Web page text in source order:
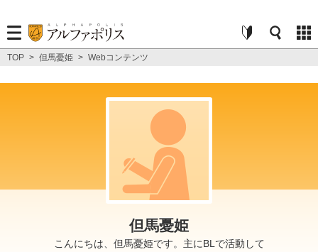
TOP > 但馬憂姫 > Webコンテンツ
但馬憂姫
こんにちは、但馬憂姫です。主にBLで活動して